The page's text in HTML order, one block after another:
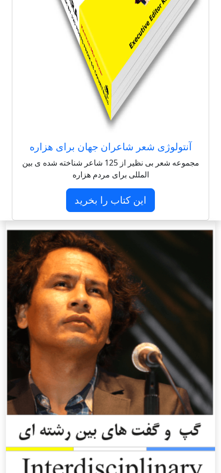
آنتولوژی شعر شاعران جهان برای هزاره
مجموعه شعر بی نظیر از 125 شاعر شناخته شده ی بین
المللی برای مردم هزاره
این کتاب را بخرید